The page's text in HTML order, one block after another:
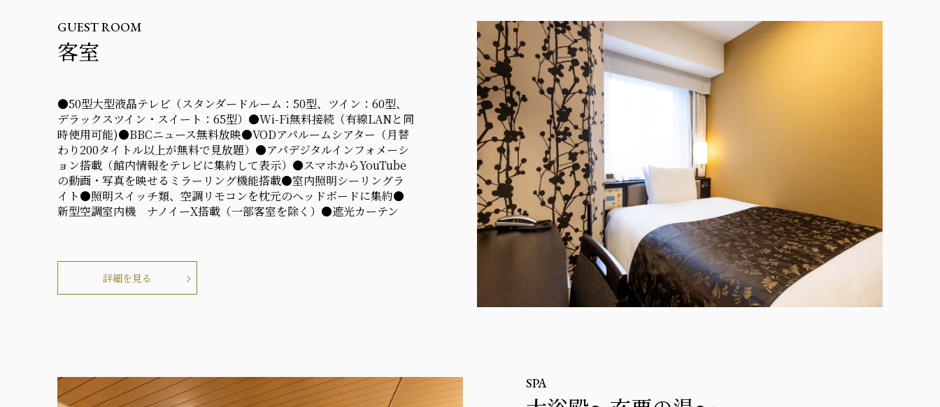
GUEST ROOM
客室
●50型大型液晶テレビ（スタンダードルーム：50型、ツイン：60型、
デラックスツイン・スイート：65型）●Wi-Fi無料接続（有線LANと同
時使用可能)●BBCニュース無料放映●VODアパルームシアター（月替
わり200タイトル以上が無料で見放題）●アパデジタルインフォメーシ
ョン搭載（館内情報をテレビに集約して表示）●スマホからYouTube
の動画・写真を映せるミラーリング機能搭載●室内照明シーリングラ
イト●照明スイッチ類、空調リモコンを枕元のヘッドボードに集約●
新型空調室内機 ナノイーX搭載（一部客室を除く）●遮光カーテン
詳細を見る
SPA